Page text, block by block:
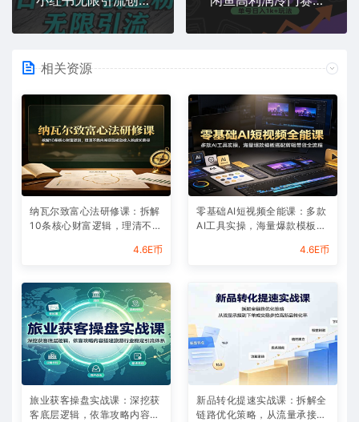
相关资源
纳瓦尔致富心法研修课：拆解
10条核心财富逻辑，理清不靠
4.6E币
零基础AI短视频全能课：多款
AI工具实操，海量爆款模板搭
4.6E币
旅业获客操盘实战课：深挖获
客底层逻辑，依靠攻略内容搭
新品转化提速实战课：拆解全
链路优化策略，从流量承接到